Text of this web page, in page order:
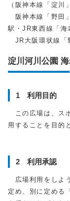
（阪神本線「淀川
阪神本線「野田
駅・JR東西線「海
JR大阪環状線「
淀川河川公園
1 利用目的
この広場は、ス
用することを目的
2 利用承認
広場利用をしよ
定め、別に定める